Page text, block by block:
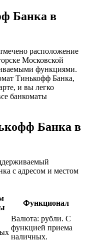
Банка в
расположение
Московской
функциями.
Тинькофф Банка,
и вы легко
банкоматы
Банка в
с адресом и местом
Функционал
Валюта: рубли. С
функцией приема
наличных.